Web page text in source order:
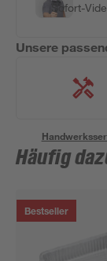
Sofort-
Unsere
Häufig
Bestseller